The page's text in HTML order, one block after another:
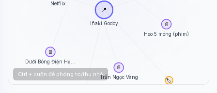
Iñaki Godoy
📍
Trần Ngọc Vàng
📄
Heo 5 móng (phim)
📄
Dưới Bóng Điện Hạ...
📄
🏷️
Netflix
Ctrl + cuộn để phóng to/thu nhỏ